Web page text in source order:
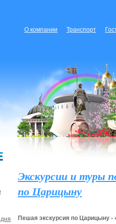
О компании Транспорт
Экскурсии и туры
по Царицыну
Пешая экскурсия по Царицыну -